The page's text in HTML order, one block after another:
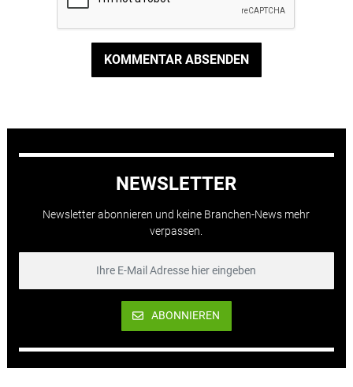
KOMMENTAR ABSENDEN
NEWSLETTER
Newsletter abonnieren und keine Branchen-News mehr
verpassen.
ABONNIEREN